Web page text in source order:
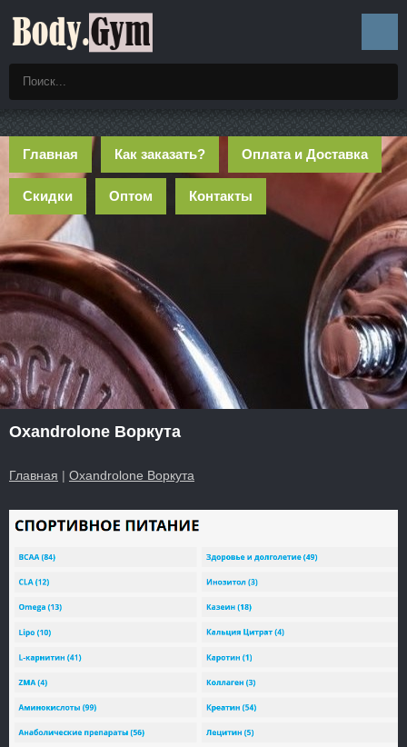
Главная Как заказать? Оплата и Доставка
Скидки Оптом Контакты
Oxandrolone Воркута
Главная | Oxandrolone Воркута